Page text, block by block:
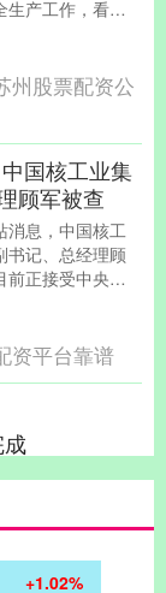
生产工作，看望
诚挚问候和新
州股票配资公
国核工业集
顾军被查
消息，中国核工
书记、总经理顾
前正接受中央纪
调查。 举报 第
资平台靠谱
+1.02%